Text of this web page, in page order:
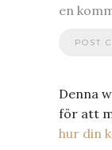
en
Denna
för att
hur din